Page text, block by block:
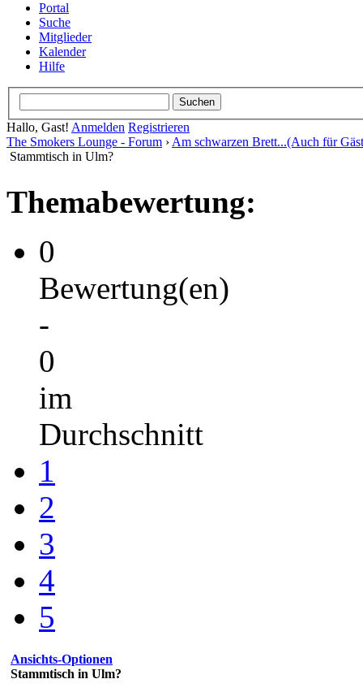
Portal
Suche
Mitglieder
Kalender
Hilfe
Hallo, Gast! Anmelden Registrieren
The Smokers Lounge - Forum › Am schwarzen Brett...(Auch für
Stammtisch in Ulm?
Themabewertung:
0
Bewertung(en)
-
0
im
Durchschnitt
1
2
3
4
5
Ansichts-Optionen
Stammtisch in Ulm?